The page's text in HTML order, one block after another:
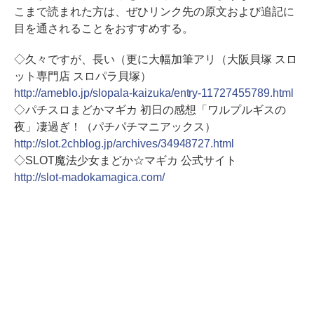
こまで読まれた方は、ぜひリンク先の原文および追記に
目を通されることをおすすめする。
◇久々ですが、長い（更に大幅加筆アリ（大阪貝塚 スロ
ット専門店 スロパラ貝塚）
http://ameblo.jp/slopala-kaizuka/entry-11727455789.html
◇パチスロまどかマギカ 初日の感想「ワルプルギスの
夜」凄過ぎ！（パチパチマニアックス）
http://slot.2chblog.jp/archives/34948727.html
◇SLOT魔法少女まどか☆マギカ 公式サイト
http://slot-madokamagica.com/